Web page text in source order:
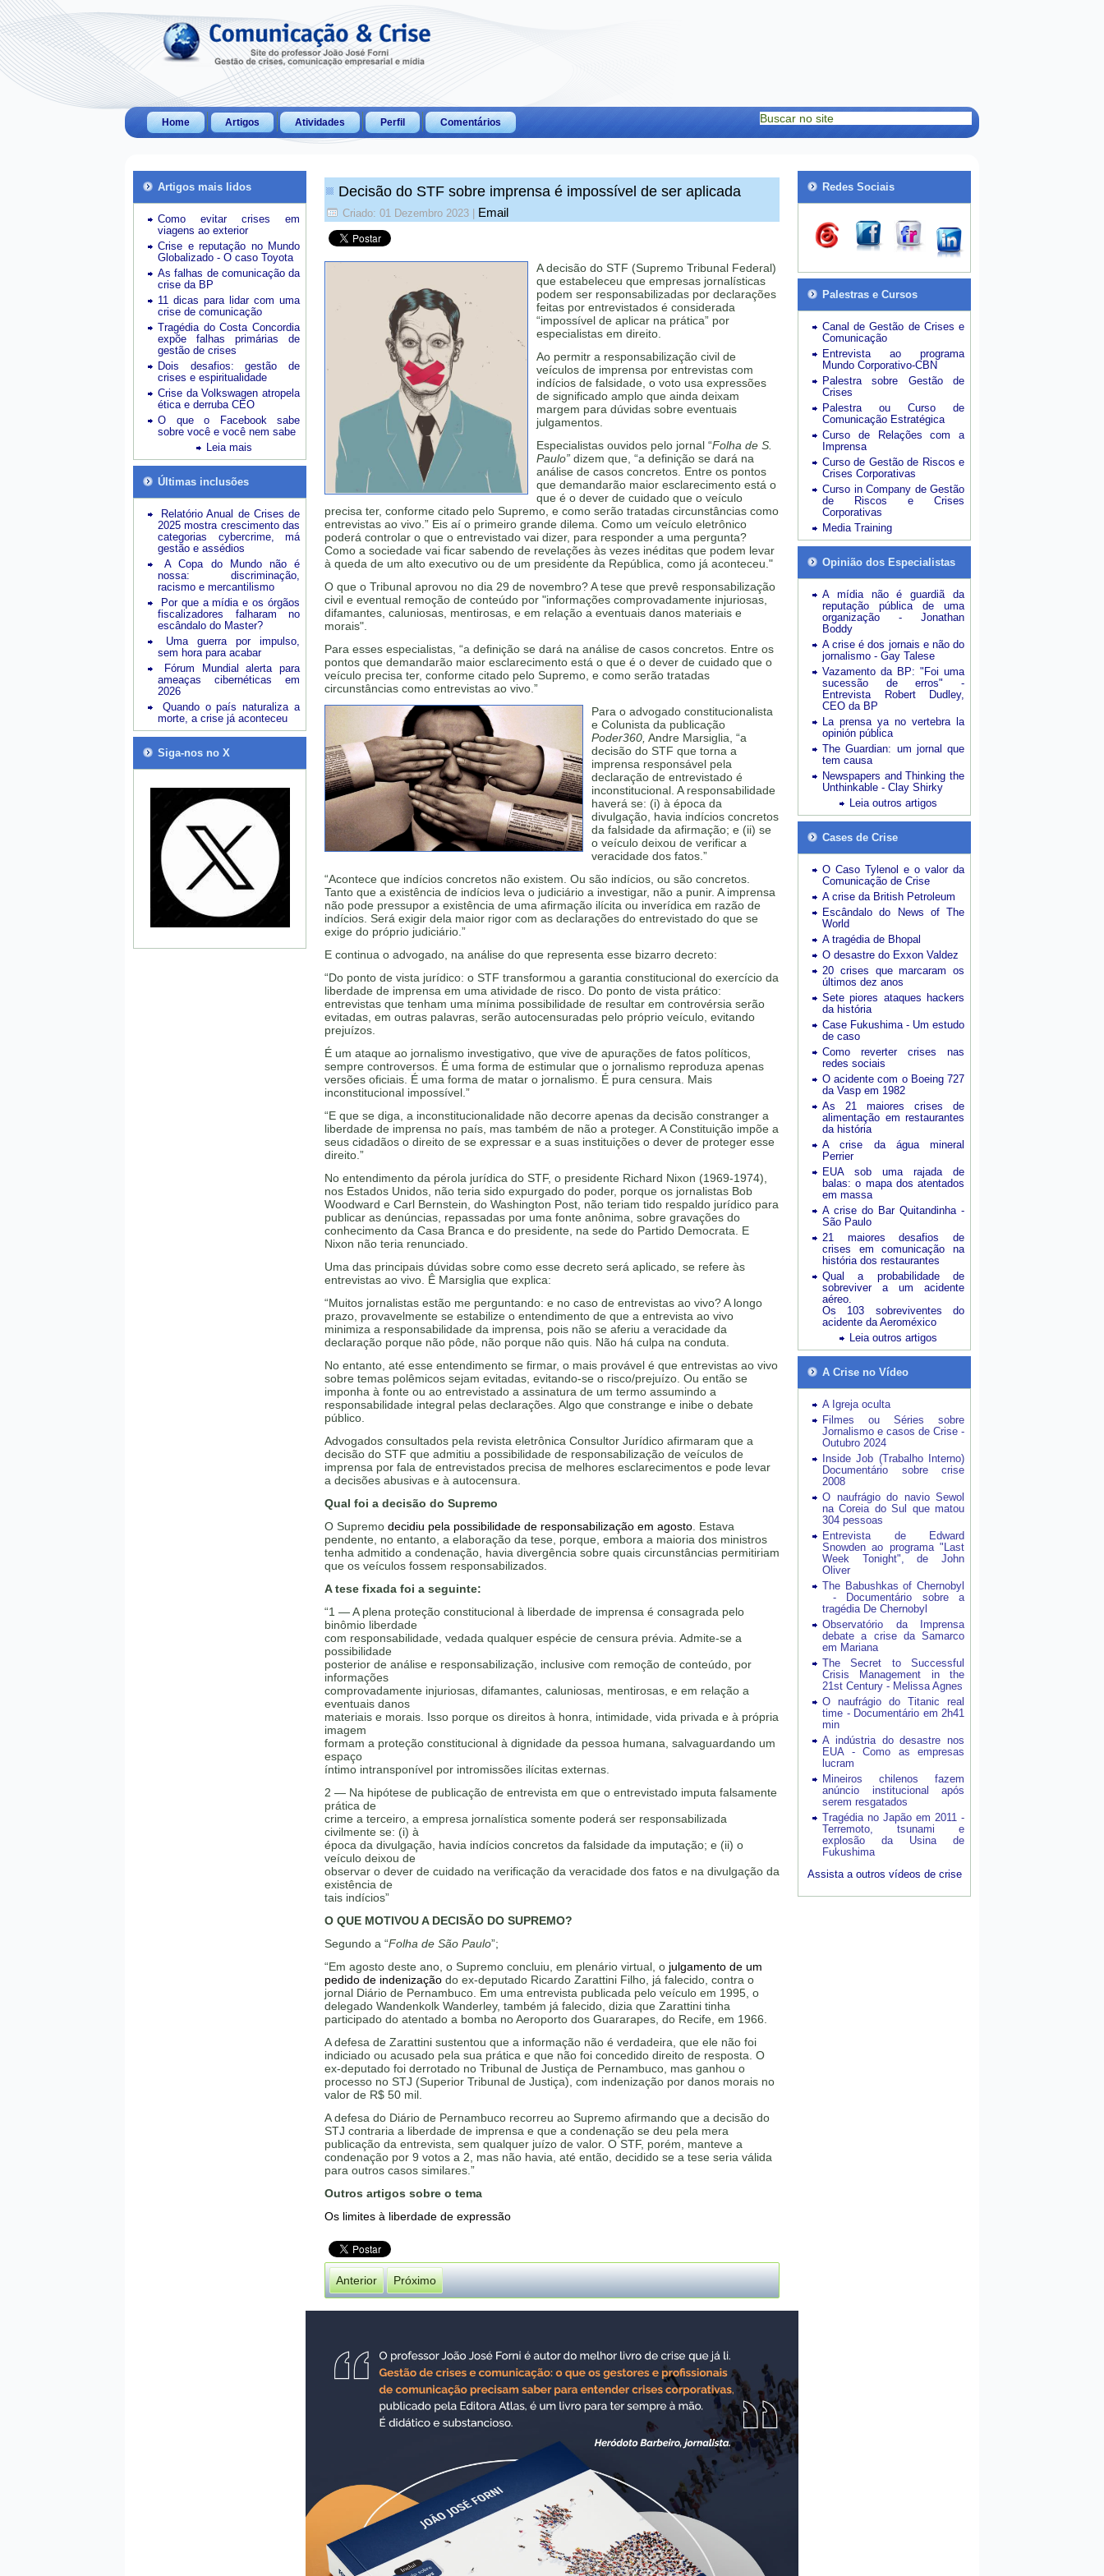
Home Artigos Atividades Perfil Comentários
Artigos mais lidos
Como evitar crises em
viagens ao exterior
Crise e reputação no Mundo
Globalizado - O caso Toyota
As falhas de comunicação da
crise da BP
11 dicas para lidar com uma
crise de comunicação
Tragédia do Costa Concordia
expõe falhas primárias de
gestão de crises
Dois desafios: gestão de
crises e espiritualidade
Crise da Volkswagen atropela
ética e derruba CEO
O que o Facebook sabe
sobre você e você nem sabe
Leia mais
Últimas inclusões
Relatório Anual de Crises de
2025 mostra crescimento das
categorias cybercrime, má
gestão e assédios
A Copa do Mundo não é
nossa: discriminação,
racismo e mercantilismo
Por que a mídia e os órgãos
fiscalizadores falharam no
escândalo do Master?
Uma guerra por impulso,
sem hora para acabar
Fórum Mundial alerta para
ameaças cibernéticas em
2026
Quando o país naturaliza a
morte, a crise já aconteceu
Siga-nos no X
Decisão do STF sobre imprensa é impossível de ser aplicada
Criado: 01 Dezembro 2023 Email
A decisão do STF (Supremo Tribunal Federal)
que estabeleceu que empresas jornalísticas
podem ser responsabilizadas por declarações
feitas por entrevistados é considerada
“impossível de aplicar na prática” por
especialistas em direito.
Ao permitr a responsabilização civil de
veículos de imprensa por entrevistas com
indícios de falsidade, o voto usa expressões
de significado amplo que ainda deixam
margem para dúvidas sobre eventuais
julgamentos.
Especialistas ouvidos pelo jornal “Folha de S.
Paulo” dizem que, “a definição se dará na
análise de casos concretos. Entre os pontos
que demandarão maior esclarecimento está o
que é o dever de cuidado que o veículo
precisa ter, conforme citado pelo Supremo, e como serão tratadas circunstâncias como
entrevistas ao vivo.” Eis aí o primeiro grande dilema. Como um veículo eletrônico
poderá controlar o que o entrevistado vai dizer, para responder a uma pergunta?
Como a sociedade vai ficar sabendo de revelações às vezes inéditas que podem levar
à queda de um alto executivo ou de um presidente da República, como já aconteceu."
O que o Tribunal aprovou no dia 29 de novembro? A tese que prevê responsabilização
civil e eventual remoção de conteúdo por "informações comprovadamente injuriosas,
difamantes, caluniosas, mentirosas, e em relação a eventuais danos materiais e
morais".
Para esses especialistas, “a definição se dará na análise de casos concretos. Entre os
pontos que demandarão maior esclarecimento está o que é o dever de cuidado que o
veículo precisa ter, conforme citado pelo Supremo, e como serão tratadas
circunstâncias como entrevistas ao vivo.”
Para o advogado constitucionalista
e Colunista da publicação
Poder360, Andre Marsiglia, “a
decisão do STF que torna a
imprensa responsável pela
declaração de entrevistado é
inconstitucional. A responsabilidade
haverá se: (i) à época da
divulgação, havia indícios concretos
da falsidade da afirmação; e (ii) se
o veículo deixou de verificar a
veracidade dos fatos.”
“Acontece que indícios concretos não existem. Ou são indícios, ou são concretos.
Tanto que a existência de indícios leva o judiciário a investigar, não a punir. A imprensa
não pode pressupor a existência de uma afirmação ilícita ou inverídica em razão de
indícios. Será exigir dela maior rigor com as declarações do entrevistado do que se
exige do próprio judiciário.”
E continua o advogado, na análise do que representa esse bizarro decreto:
“Do ponto de vista jurídico: o STF transformou a garantia constitucional do exercício da
liberdade de imprensa em uma atividade de risco. Do ponto de vista prático:
entrevistas que tenham uma mínima possibilidade de resultar em controvérsia serão
evitadas, em outras palavras, serão autocensuradas pelo próprio veículo, evitando
prejuízos.
É um ataque ao jornalismo investigativo, que vive de apurações de fatos políticos,
sempre controversos. É uma forma de estimular que o jornalismo reproduza apenas
versões oficiais. É uma forma de matar o jornalismo. É pura censura. Mais
inconstitucional impossível.”
“E que se diga, a inconstitucionalidade não decorre apenas da decisão constranger a
liberdade de imprensa no país, mas também de não a proteger. A Constituição impõe a
seus cidadãos o direito de se expressar e a suas instituições o dever de proteger esse
direito.”
No entendimento da pérola jurídica do STF, o presidente Richard Nixon (1969-1974),
nos Estados Unidos, não teria sido expurgado do poder, porque os jornalistas Bob
Woodward e Carl Bernstein, do Washington Post, não teriam tido respaldo jurídico para
publicar as denúncias, repassadas por uma fonte anônima, sobre gravações do
conhecimento da Casa Branca e do presidente, na sede do Partido Democrata. E
Nixon não teria renunciado.
Uma das principais dúvidas sobre como esse decreto será aplicado, se refere às
entrevistas ao vivo. Ê Marsiglia que explica:
“Muitos jornalistas estão me perguntando: e no caso de entrevistas ao vivo? A longo
prazo, provavelmente se estabilize o entendimento de que a entrevista ao vivo
minimiza a responsabilidade da imprensa, pois não se aferiu a veracidade da
declaração porque não pôde, não porque não quis. Não há culpa na conduta.
No entanto, até esse entendimento se firmar, o mais provável é que entrevistas ao vivo
sobre temas polêmicos sejam evitadas, evitando-se o risco/prejuízo. Ou então se
imponha à fonte ou ao entrevistado a assinatura de um termo assumindo a
responsabilidade integral pelas declarações. Algo que constrange e inibe o debate
público.
Advogados consultados pela revista eletrônica Consultor Jurídico afirmaram que a
decisão do STF que admitiu a possibilidade de responsabilização de veículos de
imprensa por fala de entrevistados precisa de melhores esclarecimentos e pode levar
a decisões abusivas e à autocensura.
Qual foi a decisão do Supremo
O Supremo decidiu pela possibilidade de responsabilização em agosto . Estava
pendente, no entanto, a elaboração da tese, porque, embora a maioria dos ministros
tenha admitido a condenação, havia divergência sobre quais circunstâncias permitiriam
que os veículos fossem responsabilizados.
A tese fixada foi a seguinte:
“1 — A plena proteção constitucional à liberdade de imprensa é consagrada pelo
binômio liberdade
com responsabilidade, vedada qualquer espécie de censura prévia. Admite-se a
possibilidade
posterior de análise e responsabilização, inclusive com remoção de conteúdo, por
informações
comprovadamente injuriosas, difamantes, caluniosas, mentirosas, e em relação a
eventuais danos
materiais e morais. Isso porque os direitos à honra, intimidade, vida privada e à própria
imagem
formam a proteção constitucional à dignidade da pessoa humana, salvaguardando um
espaço
íntimo intransponível por intromissões ilícitas externas.
2 — Na hipótese de publicação de entrevista em que o entrevistado imputa falsamente
prática de
crime a terceiro, a empresa jornalística somente poderá ser responsabilizada
civilmente se: (i) à
época da divulgação, havia indícios concretos da falsidade da imputação; e (ii) o
veículo deixou de
observar o dever de cuidado na verificação da veracidade dos fatos e na divulgação da
existência de
tais indícios”
O QUE MOTIVOU A DECISÃO DO SUPREMO?
Segundo a “Folha de São Paulo”;
“Em agosto deste ano, o Supremo concluiu, em plenário virtual, o julgamento de um
pedido de indenização do ex-deputado Ricardo Zarattini Filho, já falecido, contra o
jornal Diário de Pernambuco. Em uma entrevista publicada pelo veículo em 1995, o
delegado Wandenkolk Wanderley, também já falecido, dizia que Zarattini tinha
participado do atentado a bomba no Aeroporto dos Guararapes, do Recife, em 1966.
A defesa de Zarattini sustentou que a informação não é verdadeira, que ele não foi
indiciado ou acusado pela sua prática e que não foi concedido direito de resposta. O
ex-deputado foi derrotado no Tribunal de Justiça de Pernambuco, mas ganhou o
processo no STJ (Superior Tribunal de Justiça), com indenização por danos morais no
valor de R$ 50 mil.
A defesa do Diário de Pernambuco recorreu ao Supremo afirmando que a decisão do
STJ contraria a liberdade de imprensa e que a condenação se deu pela mera
publicação da entrevista, sem qualquer juízo de valor. O STF, porém, manteve a
condenação por 9 votos a 2, mas não havia, até então, decidido se a tese seria válida
para outros casos similares.”
Outros artigos sobre o tema
Os limites à liberdade de expressão
Anterior Próximo
Redes Sociais
Palestras e Cursos
Canal de Gestão de Crises e
Comunicação
Entrevista ao programa
Mundo Corporativo-CBN
Palestra sobre Gestão de
Crises
Palestra ou Curso de
Comunicação Estratégica
Curso de Relações com a
Imprensa
Curso de Gestão de Riscos e
Crises Corporativas
Curso in Company de Gestão
de Riscos e Crises
Corporativas
Media Training
Opinião dos Especialistas
A mídia não é guardiã da
reputação pública de uma
organização - Jonathan
Boddy
A crise é dos jornais e não do
jornalismo - Gay Talese
Vazamento da BP: "Foi uma
sucessão de erros" -
Entrevista Robert Dudley,
CEO da BP
La prensa ya no vertebra la
opinión pública
The Guardian: um jornal que
tem causa
Newspapers and Thinking the
Unthinkable - Clay Shirky
Leia outros artigos
Cases de Crise
O Caso Tylenol e o valor da
Comunicação de Crise
A crise da British Petroleum
Escândalo do News of The
World
A tragédia de Bhopal
O desastre do Exxon Valdez
20 crises que marcaram os
últimos dez anos
Sete piores ataques hackers
da história
Case Fukushima - Um estudo
de caso
Como reverter crises nas
redes sociais
O acidente com o Boeing 727
da Vasp em 1982
As 21 maiores crises de
alimentação em restaurantes
da história
A crise da água mineral
Perrier
EUA sob uma rajada de
balas: o mapa dos atentados
em massa
A crise do Bar Quitandinha -
São Paulo
21 maiores desafios de
crises em comunicação na
história dos restaurantes
Qual a probabilidade de
sobreviver a um acidente
aéreo.
Os 103 sobreviventes do
acidente da Aeroméxico
Leia outros artigos
A Crise no Vídeo
A Igreja oculta
Filmes ou Séries sobre
Jornalismo e casos de Crise -
Outubro 2024
Inside Job (Trabalho Interno)
Documentário sobre crise
2008
O naufrágio do navio Sewol
na Coreia do Sul que matou
304 pessoas
Entrevista de Edward
Snowden ao programa "Last
Week Tonight", de John
Oliver
The Babushkas of Chernobyl
- Documentário sobre a
tragédia De Chernobyl
Observatório da Imprensa
debate a crise da Samarco
em Mariana
The Secret to Successful
Crisis Management in the
21st Century - Melissa Agnes
O naufrágio do Titanic real
time - Documentário em 2h41
min
A indústria do desastre nos
EUA - Como as empresas
lucram
Mineiros chilenos fazem
anúncio institucional após
serem resgatados
Tragédia no Japão em 2011 -
Terremoto, tsunami e
explosão da Usina de
Fukushima
Assista a outros vídeos de crise